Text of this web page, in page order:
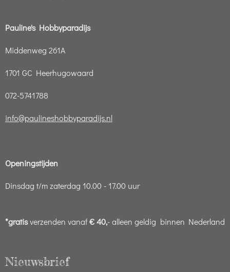
Pauline's Hobbyparadijs
Middenweg 261A
1701 GC Heerhugowaard
072-5741788
info@paulineshobbyparadijs.nl
Openingstijden
Dinsdag t/m zaterdag 10.00 - 17.00 uur
*gratisverzenden vanaf€ 40,- alleen geldig binnen Nederland
Nieuwsbrief